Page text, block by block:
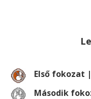
Első fokozat
Második